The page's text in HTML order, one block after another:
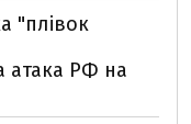
"плівок
атака РФ на